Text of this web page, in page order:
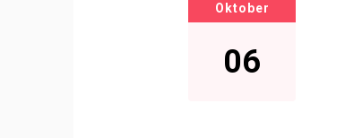
Oktober
06